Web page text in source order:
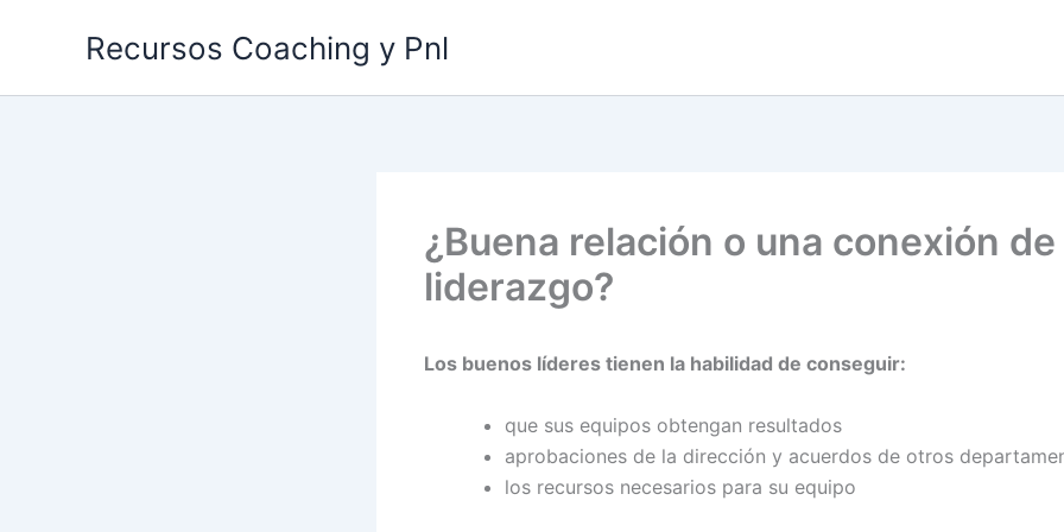
Recursos Coaching y Pnl
¿Buena relación o una conexión de
liderazgo?
Los buenos líderes tienen la habilidad de conseguir:
que sus equipos obtengan resultados
aprobaciones de la dirección y acuerdos de otros
los recursos necesarios para su equipo